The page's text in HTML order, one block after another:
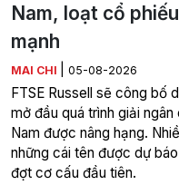
Nam, loạt cổ
mạnh
MAI CHI 05-08-2026
FTSE Russell sẽ công bố
mở đầu quá trình giải
Nam được nâng hạng.
những cái tên được dự
đợt cơ cấu đầu tiên.